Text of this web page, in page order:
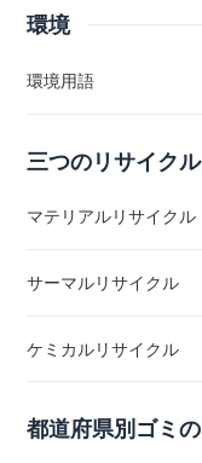
環境
環境用語
三つのリサイクル
マテリアルリサイクル
サーマルリサイクル
ケミカルリサイクル
都道府県別ゴミ